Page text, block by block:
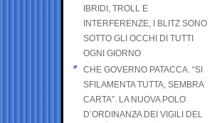
IBRIDI, TROLL E
INTERFERENZE, I BLITZ SONO
SOTTO GLI OCCHI DI TUTTI
OGNI GIORNO
CHE GOVERNO PATACCA. “SI
SFILAMENTA TUTTA, SEMBRA
CARTA”. LA NUOVA POLO
D’ORDINANZA DEI VIGILI DEL